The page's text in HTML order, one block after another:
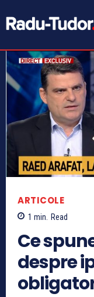
ARTICOLE
1 min. Read
Ce
despre